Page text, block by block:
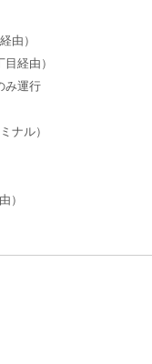
由）
経由）
み運行
ナル）
）